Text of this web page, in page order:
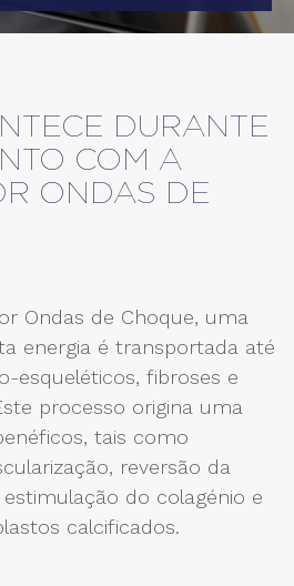
DURANTE
COM A
ONDAS DE
Ondas de Choque, uma
energia é transportada até
esqueléticos, fibroses e
processo origina uma
tais como
reversão da
do colagénio e
calcificados.